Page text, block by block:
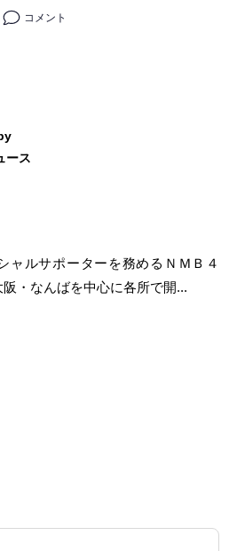
コメント
ース
ャルサポーターを務めるＮＭＢ４
・なんばを中心に各所で開...